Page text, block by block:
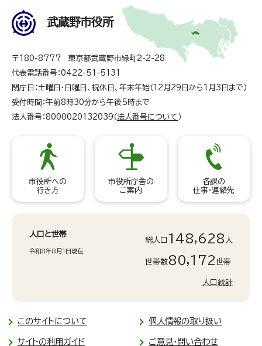
武蔵野市役所
〒180-8777 東京都武蔵野市緑町2-2-28
代表電話番号：0422-51-5131
閉庁日：土曜日・日曜日、祝休日、年末年始（12月29日から1月3日まで）
受付時間：午前8時30分から午後5時まで
法人番号：8000020132039（ 法人番号について ）
市役所への
行き方
市役所庁舎の
ご案内
各課の
仕事・連絡先
人口と世帯
令和8年8月1日現在
総人口 148,628 人
世帯数80,172世帯
人口統計
このサイトについて 個人情報の取り扱い
サイトの利用ガイド ご意見・問い合わせ